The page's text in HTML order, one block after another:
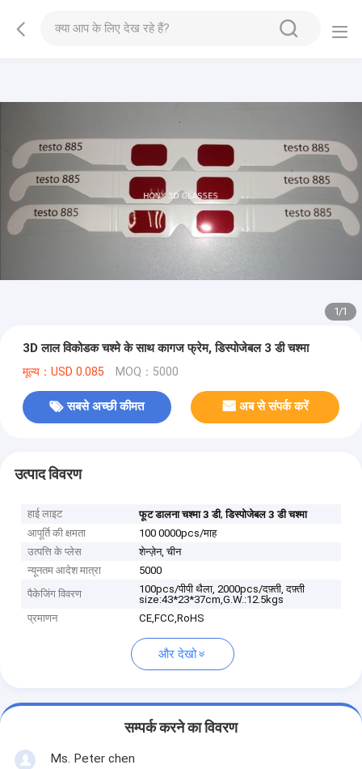
1/1
3D लाल विकोडक चश्मे के साथ कागज फ्रेम, डिस्पोजेबल 3 डी चश्मा
मूल्य：USD 0.085 MOQ：5000
सबसे अच्छी कीमत अब से संपर्क करें
उत्पाद विवरण
हाई लाइट फूट डालना चश्मा 3 डी,डिस्पोजेबल 3 डी चश्मा
आपूर्ति की क्षमता
100 0000pcs/माह
उत्पत्ति के प्लेस
शेन्ज़ेन, चीन
न्यूनतम आदेश मात्रा
5000
पैकेजिंग विवरण
100pcs/पीपी थैला, 2000pcs/दफ़्ती, दफ़्ती
size:43*23*37cm,G.W.:12.5kgs
प्रमाणन
CE,FCC,RoHS
और देखो
सम्पर्क करने का विवरण
Ms. Peter chen